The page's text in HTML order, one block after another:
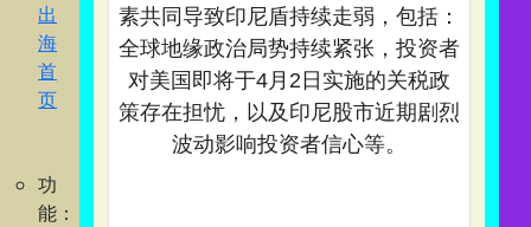
出
海
首
页
功
能：
素共同导致印尼盾持续走弱，包括：
全球地缘政治局势持续紧张，投资者
对美国即将于4月2日实施的关税政
策存在担忧，以及印尼股市近期剧烈
波动影响投资者信心等。